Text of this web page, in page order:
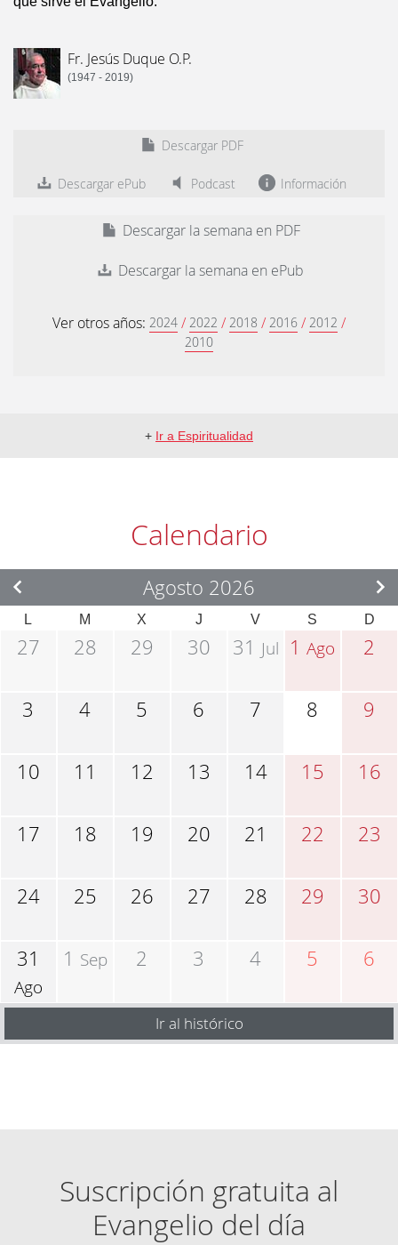
Fr. Jesús Duque O.P.
(1947 - 2019)
Descargar PDF
Descargar ePub Podcast Información
Descargar la semana en PDF
Descargar la semana en ePub
Ver otros años: 2024 / 2022 / 2018 / 2016 / 2012 /
2010
+ Ir a Espiritualidad
Calendario
Agosto 2026
L M X J V S D
27 28 29 30 31 Jul 1Ago 2
3 4 5 6 7 8 9
10 11 12 13 14 15 16
17 18 19 20 21 22 23
24 25 26 27 28 29 30
31
Ago
1 Sep 2 3 4 5 6
Ir al histórico
Suscripción gratuita al
Evangelio del día